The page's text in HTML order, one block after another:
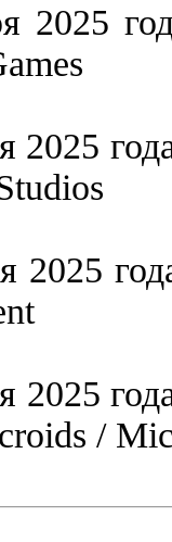
2025
2025
2025
2025
/